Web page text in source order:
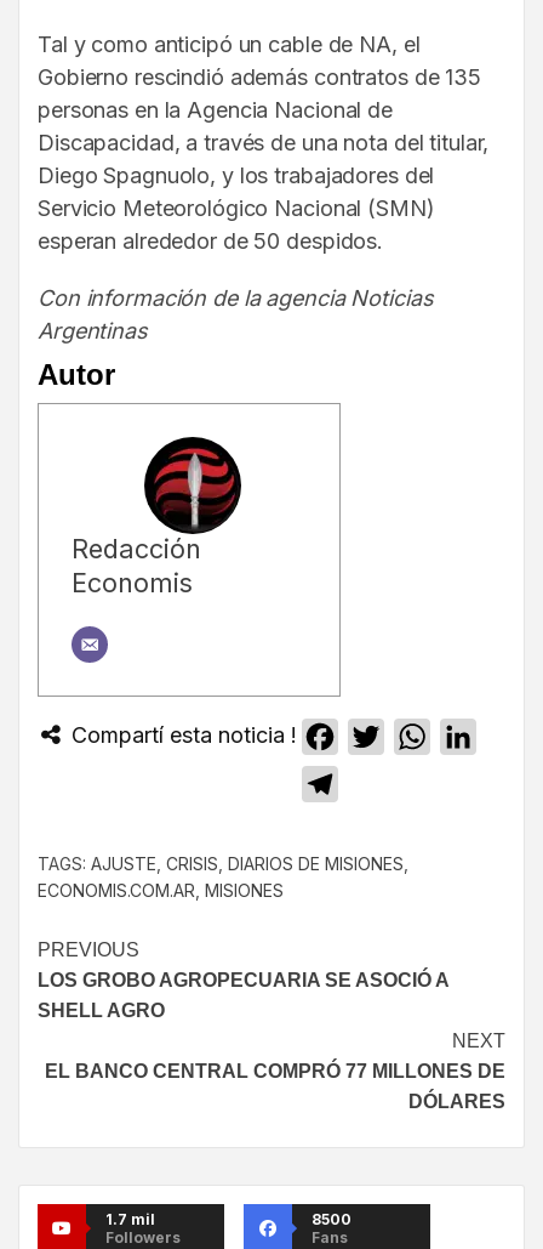
Tal y como anticipó un cable de NA, el
Gobierno rescindió además contratos de 135
personas en la Agencia Nacional de
Discapacidad, a través de una nota del titular,
Diego Spagnuolo, y los trabajadores del
Servicio Meteorológico Nacional (SMN)
esperan alrededor de 50 despidos.
Con información de la agencia Noticias
Argentinas
Autor
Redacción
Economis
Compartí esta noticia ! Facebook
TwitterWhatsApp
TAGS: AJUSTE CRISIS DIARIOS DE MISIONES
ECONOMIS.COM.AR MISIONES
PREVIOUS
LOS GROBO AGROPECUARIA SE ASOCIÓ A
SHELL AGRO
NEXT
EL BANCO CENTRAL COMPRÓ 77 MILLONES DE
DÓLARES
1.7 mil
Followers
8500
Fans